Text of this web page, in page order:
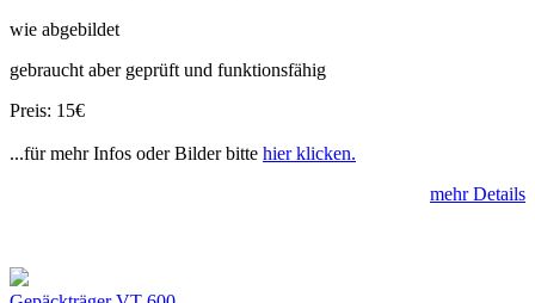
wie abgebildet
gebraucht aber geprüft und funktionsfähig
Preis: 15€
...für mehr Infos oder Bilder bitte hier klicken.
mehr Details